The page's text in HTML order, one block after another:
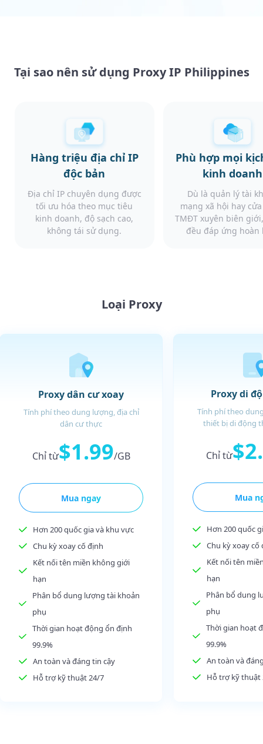
Tại sao nên sử dụng Proxy IP Philippines
Hàng triệu địa chỉ IP
độc bản
Địa chỉ IP chuyên dụng được
tối ưu hóa theo mục tiêu
kinh doanh, độ sạch cao,
không tái sử dụng.
Phù hợp mọi
kinh doanh
Dù là quản lý tài
mạng xã hội hay
TMĐT xuyên biên
đều đáp ứng hoàn
Loại Proxy
Proxy dân cư xoay
Tính phí theo dung lượng, địa chỉ
dân cư thực
Chỉ từ$1.99/GB
Mua ngay
Hơn 200 quốc gia và khu vực
Chu kỳ xoay cố định
Kết nối tên miền không giới
hạn
Phân bổ dung lượng tài khoản
phụ
Thời gian hoạt động ổn định
99.9%
An toàn và đáng tin cậy
Hỗ trợ kỹ thuật 24/7
Proxy di
Tính phí theo
thiết bị di động
Chỉ từ
Mua
Hơn 200 quốc
Chu kỳ xoay cố
Kết nối tên
hạn
Phân bổ dung
phụ
Thời gian hoạt
99.9%
An toàn và
Hỗ trợ kỹ thuật